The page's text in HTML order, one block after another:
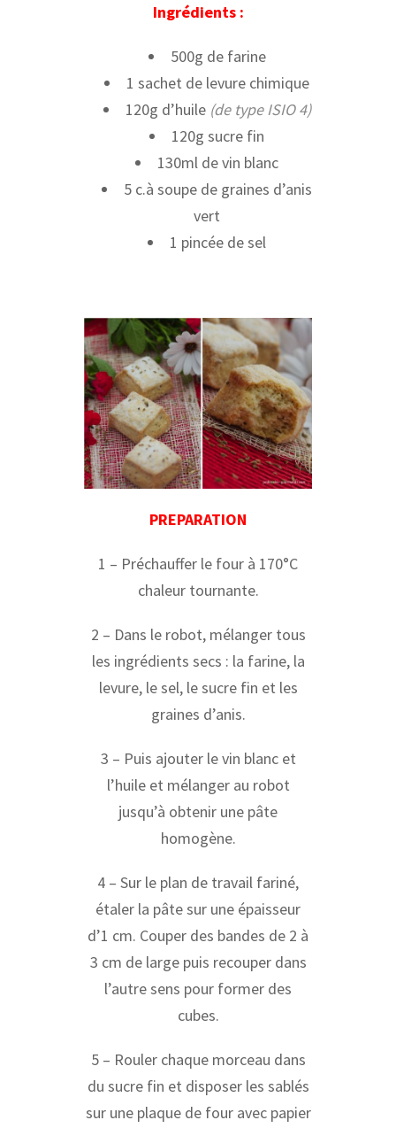
Ingrédients :
500g de farine
1 sachet de levure chimique
120g d’huile (de type ISIO 4)
120g sucre fin
130ml de vin blanc
5 c.à soupe de graines d’anis
vert
1 pincée de sel
PREPARATION
1 – Préchauffer le four à 170°C
chaleur tournante.
2 – Dans le robot, mélanger tous
les ingrédients secs : la farine, la
levure, le sel, le sucre fin et les
graines d’anis.
3 – Puis ajouter le vin blanc et
l’huile et mélanger au robot
jusqu’à obtenir une pâte
homogène.
4 – Sur le plan de travail fariné,
étaler la pâte sur une épaisseur
d’1 cm. Couper des bandes de 2 à
3 cm de large puis recouper dans
l’autre sens pour former des
cubes.
5 – Rouler chaque morceau dans
du sucre fin et disposer les sablés
sur une plaque de four avec papier